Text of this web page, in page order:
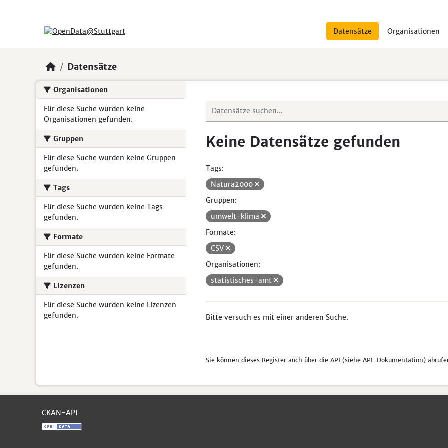
Datensätze Organisationen
Datensätze
Organisationen
Für diese Suche wurden keine
Organisationen gefunden.
Gruppen
Für diese Suche wurden keine Gruppen
gefunden.
Tags
Für diese Suche wurden keine Tags
gefunden.
Formate
Für diese Suche wurden keine Formate
gefunden.
Lizenzen
Für diese Suche wurden keine Lizenzen
gefunden.
Keine Datensätze gefunden
Tags:
Natura2000
Gruppen:
umwelt-klima
Formate:
CSV
Organisationen:
statistisches-amt
Bitte versuch es mit einer anderen Suche.
Sie können dieses Register auch über die API (siehe API-Dokumentation)
CKAN-API